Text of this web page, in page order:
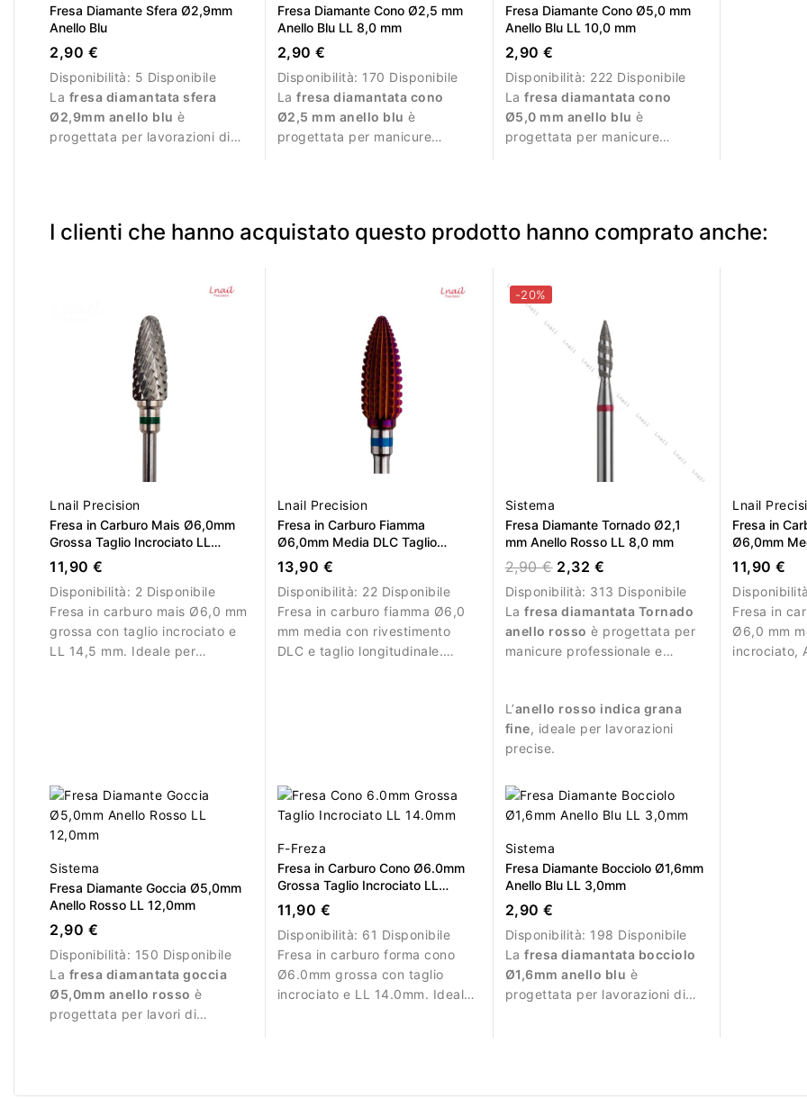
Fresa Diamante Sfera Ø2,9mm
Anello Blu
2,90 €
Disponibilità: 5 Disponibile
La fresa diamantata sfera
Ø2,9mm anello blu è
progettata per lavorazioni di
Fresa Diamante Cono Ø2,5 mm
Anello Blu LL 8,0 mm
2,90 €
Disponibilità: 170 Disponibile
Lafresa diamantata cono
Ø2,5 mm anello blu è
progettata per manicure
Fresa Diamante Cono Ø5,0 mm
Anello Blu LL 10,0 mm
2,90 €
Disponibilità: 222 Disponibile
Lafresa diamantata cono
Ø5,0 mm anello blu è
progettata per manicure
I clienti che hanno acquistato questo prodotto hanno comprato anche:
Lnail Precision
Fresa in Carburo Mais Ø6,0mm
Grossa Taglio Incrociato LL
14,5mm
11,90 €
Disponibilità: 2 Disponibile
Fresa in carburo mais Ø6,0 mm
grossa con taglio incrociato e
LL 14,5 mm. Ideale per
Lnail Precision
Fresa in Carburo Fiamma
Ø6,0mm Media DLC Taglio
Longitudinale LL 14,6mm
13,90 €
Disponibilità: 22 Disponibile
Fresa in carburo fiamma Ø6,0
mm media con rivestimento
DLC e taglio longitudinale.
-20%
Sistema
Fresa Diamante Tornado Ø2,1
mm Anello Rosso LL 8,0 mm
2,90 € 2,32 €
Disponibilità: 313 Disponibile
Lafresa diamantata Tornado
anello rosso è progettata per
manicure professionale e
L’anello rosso indica grana
fine, ideale per lavorazioni
precise.
Lnail
Fresa in
Ø6,0mm
LL 16,0mm
11,90 €
Fresa in
Ø6,0 mm
incrociato,
Sistema
Fresa Diamante Goccia Ø5,0mm
Anello Rosso LL 12,0mm
2,90 €
Disponibilità: 150 Disponibile
La fresa diamantata goccia
Ø5,0mm anello rosso è
progettata per lavori di
F-Freza
Fresa in Carburo Cono Ø6.0mm
Grossa Taglio Incrociato LL
14.0mm
11,90 €
Disponibilità: 61 Disponibile
Fresa in carburo forma cono
Ø6.0mm grossa con taglio
incrociato e LL 14.0mm. Ideale
Sistema
Fresa Diamante Bocciolo Ø1,6mm
Anello Blu LL 3,0mm
2,90 €
Disponibilità: 198 Disponibile
Lafresa diamantata bocciolo
Ø1,6mm anello blu è
progettata per lavorazioni di